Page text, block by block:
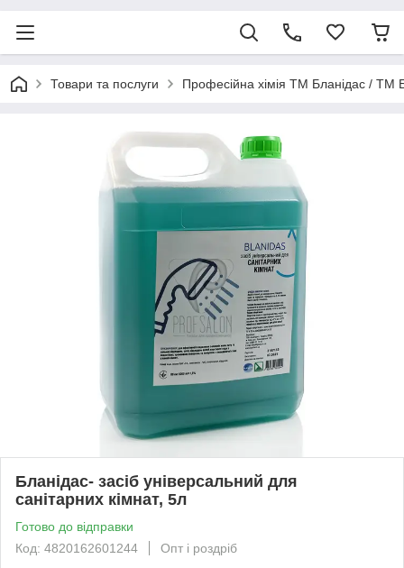
Товари та послуги Професійна хімія ТМ Бланідас / ТМ
Бланідас- засіб універсальний для
санітарних кімнат, 5л
Готово до відправки
Код: 4820162601244
Опт і роздріб